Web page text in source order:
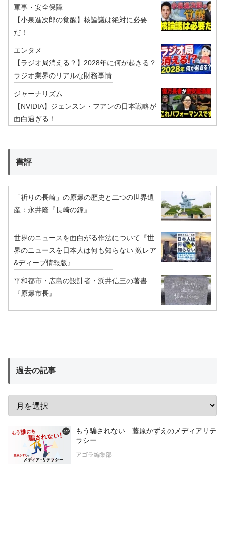
軍事・安全保障
【小泉進次郎の覚醒】核論議は絶対に必要
だ！
エンタメ
【ラジオ局消える？】2028年に何が起きる？
ラジオ業界のリアルな財務事情
ジャーナリズム
【NVIDIA】ジェンスン・フアンの日本戦略が
面白過ぎる！
書評
「祈りの長崎」の原爆の歴史と二つの世界遺
産：永井隆『長崎の鐘』
世界のニュースを面白がる作法について『世
界のニュースを日本人は何も知らない 激レア
&ディープ情報版』
平和都市・広島の設計者・浜井信三の著書
『原爆市長』
過去の記事
もう騙されない 藤原かずえのメディアリテ
ラシー
アゴラ編集部